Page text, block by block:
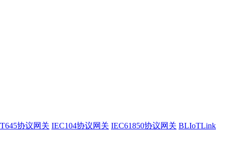
协议网关 IEC104协议网关 IEC61850协议网关 BLIoTLink